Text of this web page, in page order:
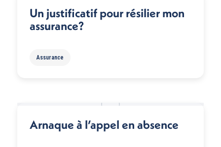
Un justificatif pour résilier mon
assurance?
Assurance
Arnaque à l’appel en absence